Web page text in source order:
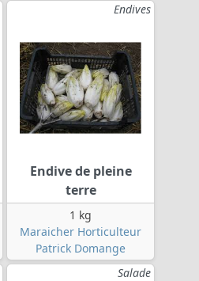
Endives
Endive de pleine
terre
1 kg
Maraicher Horticulteur
Patrick Domange
Salade